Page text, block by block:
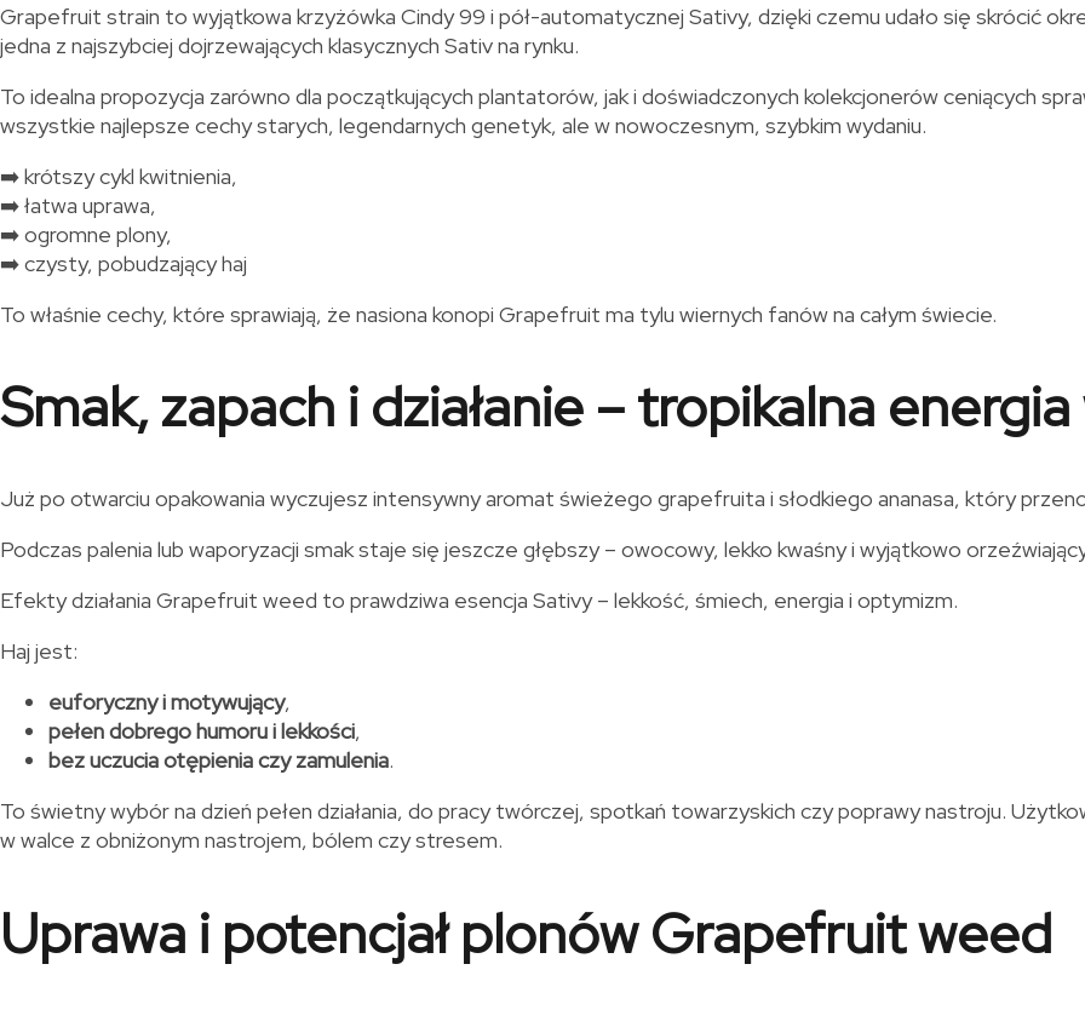
Grapefruit strain to wyjątkowa krzyżówka Cindy 99 i pół-automatycznej Sativy, dzięki czemu udało się skrócić
jedna z najszybciej dojrzewających klasycznych Sativ na rynku.
To idealna propozycja zarówno dla początkujących plantatorów, jak i doświadczonych kolekcjonerów ceniących
wszystkie najlepsze cechy starych, legendarnych genetyk, ale w nowoczesnym, szybkim wydaniu.
➡️ krótszy cykl kwitnienia,
➡️ łatwa uprawa,
➡️ ogromne plony,
➡️ czysty, pobudzający haj
To właśnie cechy, które sprawiają, że nasiona konopi Grapefruit ma tylu wiernych fanów na całym świecie.
Smak, zapach i działanie – tropikalna
Już po otwarciu opakowania wyczujesz intensywny aromat świeżego grapefruita i słodkiego ananasa, który
Podczas palenia lub waporyzacji smak staje się jeszcze głębszy – owocowy, lekko kwaśny i wyjątkowo
Efekty działania Grapefruit weed to prawdziwa esencja Sativy – lekkość, śmiech, energia i optymizm.
Haj jest:
euforyczny i motywujący,
pełen dobrego humoru i lekkości,
bez uczucia otępienia czy zamulenia.
To świetny wybór na dzień pełen działania, do pracy twórczej, spotkań towarzyskich czy poprawy nastroju.
w walce z obniżonym nastrojem, bólem czy stresem.
Uprawa i potencjał plonów Grapefruit weed